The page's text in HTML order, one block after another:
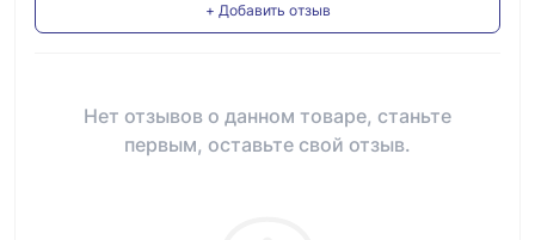
+ Добавить отзыв
Нет отзывов о данном товаре, станьте
первым, оставьте свой отзыв.